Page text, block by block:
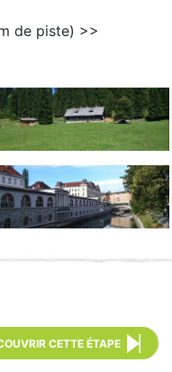
de piste) >>
CETTE ÉTAPE